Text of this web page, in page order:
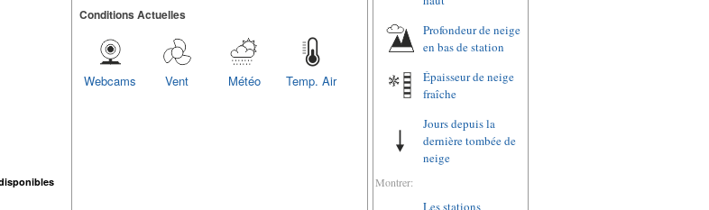
Conditions Actuelles
Temp. Air
Météo
Vent
Webcams
Profondeur de neige
en bas de station
Épaisseur de neige
fraîche
Jours depuis la
dernière tombée de
neige
Montrer:
Les stations